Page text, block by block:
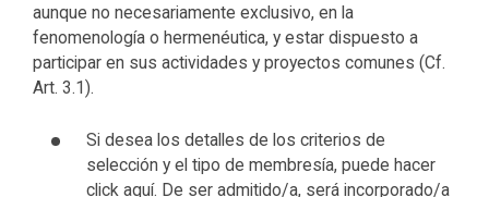
aunque no necesariamente exclusivo, en la
fenomenología o hermenéutica, y estar dispuesto a
participar en sus actividades y proyectos comunes (Cf.
Art. 3.1).
Si desea los detalles de los criterios de
selección y el tipo de membresía, puede hacer
click aquí. De ser admitido/a, será incorporado/a